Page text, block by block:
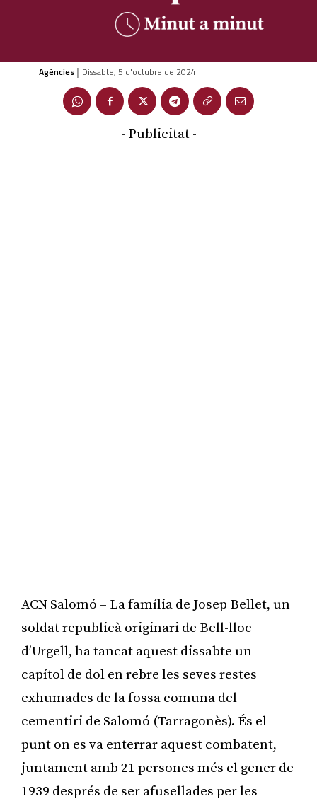
Agències | Dissabte, 5 d'octubre de 2024
- Publicitat -
ACN Salomó – La família de Josep Bellet, un
soldat republicà originari de Bell-lloc
d’Urgell, ha tancat aquest dissabte un
capítol de dol en rebre les seves restes
exhumades de la fossa comuna del
cementiri de Salomó (Tarragonès). És el
punt on es va enterrar aquest combatent,
juntament amb 21 persones més el gener de
1939 després de ser afusellades per les